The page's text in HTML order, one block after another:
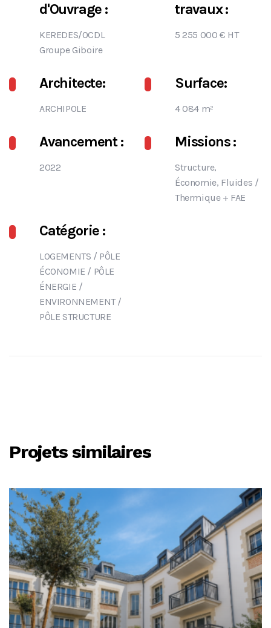
d'Ouvrage :
KEREDES/OCDL
Groupe Giboire
travaux :
5 255 000 € HT
Architecte:
ARCHIPOLE
Surface:
4 084 m²
Avancement :
2022
Missions :
Structure,
Économie, Fluides /
Thermique + FAE
Catégorie :
LOGEMENTS / PÔLE
ÉCONOMIE / PÔLE
ÉNERGIE /
ENVIRONNEMENT/
PÔLE STRUCTURE
Projets similaires